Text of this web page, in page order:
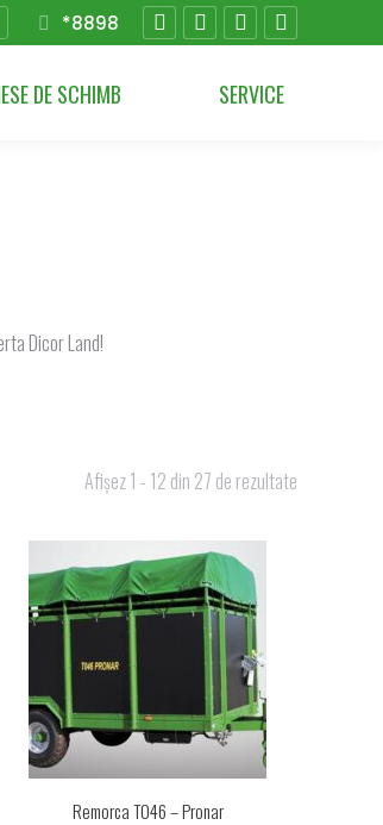
*8898
FacebookYouTube
opens
Instagram
opens
Linkedin
opens
DE SCHIMB SERVICE
Dicor Land!
Afișez 1 - 12 din 27 de rezultate
Remorca T046 – Pronar